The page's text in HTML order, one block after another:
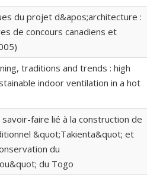
du projet d&apos;architecture :
de concours canadiens et
traditions and trends : high
indoor ventilation in a hot
faire lié à la construction de
&quot;Takienta&quot; et
du
du Togo